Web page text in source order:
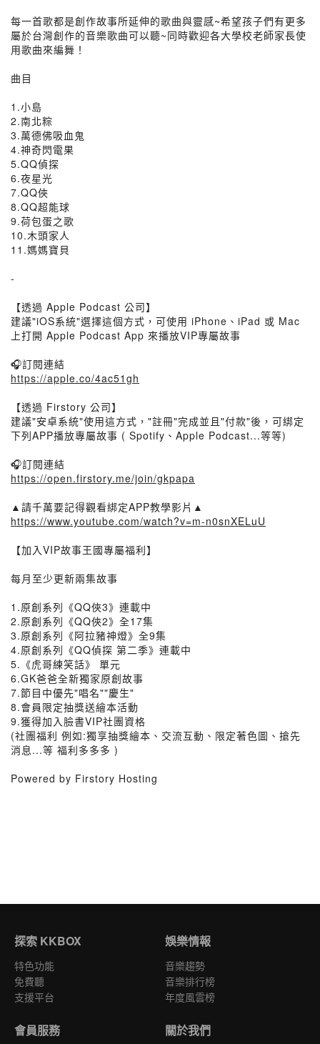
每一首歌都是創作故事所延伸的歌曲與靈感~希望孩子們有更多
屬於台灣創作的音樂歌曲可以聽~同時歡迎各大學校老師家長使
用歌曲來編舞！
曲目
1.小島
2.南北粽
3.萬德佛吸血鬼
4.神奇閃電果
5.QQ偵探
6.夜星光
7.QQ俠
8.QQ超能球
9.荷包蛋之歌
10.木頭家人
11.媽媽寶貝
-
【透過 Apple Podcast 公司】
建議"iOS系統"選擇這個方式，可使用 iPhone、iPad 或 Mac
上打開 Apple Podcast App 來播放VIP專屬故事
🎧訂閱連結
https://apple.co/4ac51gh
【透過 Firstory 公司】
建議"安卓系統"使用這方式，"註冊"完成並且"付款"後，可綁定
下列APP播放專屬故事 ( Spotify、Apple Podcast...等等)
🎧訂閱連結
https://open.firstory.me/join/gkpapa
▲請千萬要記得觀看綁定APP教學影片▲
https://www.youtube.com/watch?v=m-n0snXELuU
【加入VIP故事王國專屬福利】
每月至少更新兩集故事
1.原創系列《QQ俠3》連載中
2.原創系列《QQ俠2》全17集
3.原創系列《阿拉豬神燈》全9集
4.原創系列《QQ偵探 第二季》連載中
5.《虎哥練笑話》 單元
6.GK爸爸全新獨家原創故事
7.節目中優先"唱名""慶生"
8.會員限定抽獎送繪本活動
9.獲得加入臉書VIP社團資格
(社團福利 例如:獨享抽獎繪本、交流互動、限定著色圖、搶先
消息...等 福利多多多 )
Powered by Firstory Hosting
探索 KKBOX
特色功能
免費聽
支援平台
娛樂情報
音樂趨勢
音樂排行榜
年度風雲榜
會員服務 關於我們